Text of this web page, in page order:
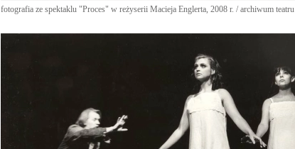
fotografia ze spektaklu "Proces" w reżyserii Macieja Englerta, 2008 r. / archiwum teatru